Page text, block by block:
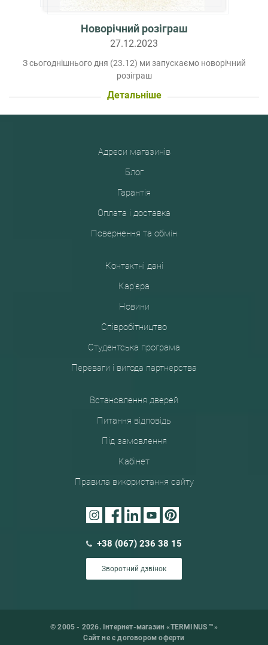
Новорічний розіграш
27.12.2023
З сьогоднішнього дня (23.12) ми запускаємо новорічний
розіграш
Детальніше
Адреси магазинів
Блог
Гарантія
Оплата і доставка
Повернення та обмін
Контактні дані
Кар'єра
Новини
Співробітництво
Студентська програма
Переваги і вигода партнерства
Встановлення дверей
Питання відповідь
Під замовлення
Кабінет
Правила використання сайту
+38 (067) 236 38 15
Зворотний дзвінок
© 2005 - 2026. Інтернет-магазин «TERMINUS ™»
Сайт не є договором оферти